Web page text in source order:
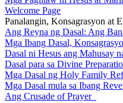
Welcome Page
Panalangin, Konsagrasyon at
Ang Reyna ng Dasal: Ang
Mga Ibang Dasal,
Dasal ni Hesus ang Mahusay
Dasal para sa Divine
Mga Dasal ng Holy Family
Mga Dasal mula sa Ibang
Ang Crusade of Prayer